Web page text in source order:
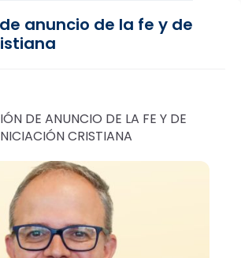
anuncio de la fe y de
DE ANUNCIO DE LA FE Y DE
CRISTIANA